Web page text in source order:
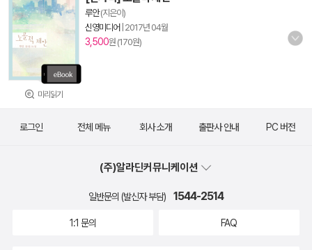
미리읽기
루안(지은이)
신영미디어 2017년 04월
3,500원 (170원)
로그인 전체 메뉴 회사 소개 출판사 안내 PC 버전
(주)알라딘커뮤니케이션
일반문의 (발신자 부담) 1544-2514
1:1 문의 FAQ